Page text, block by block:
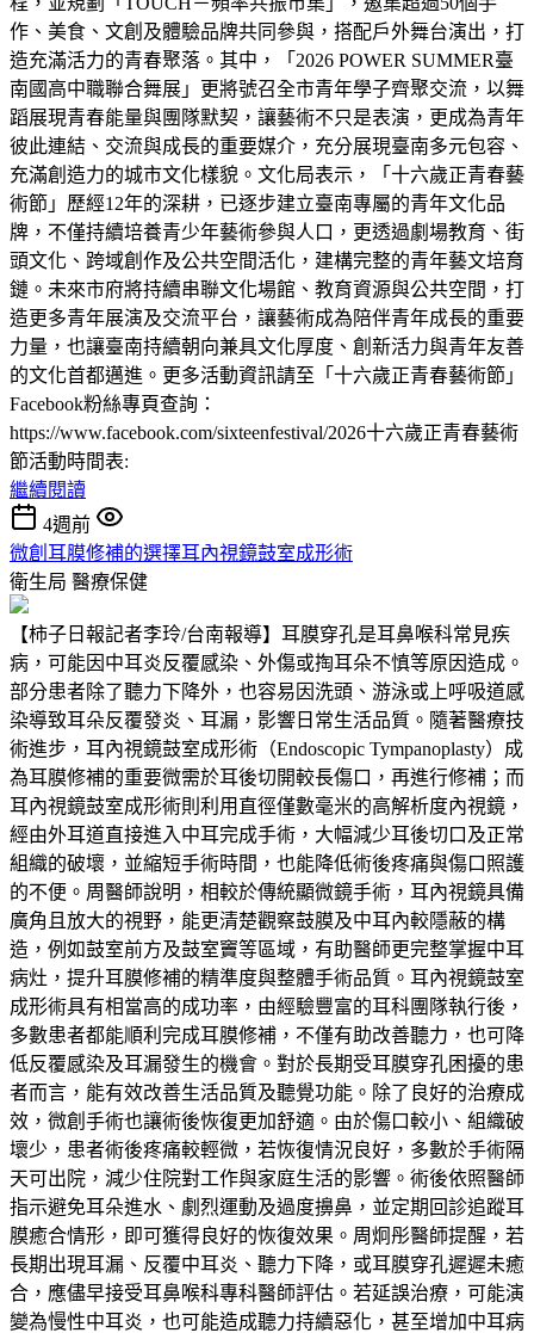
作、美食、文創及體驗品牌共同參與，搭配戶外舞台演出，打
造充滿活力的青春聚落。其中，「2026 POWER SUMMER臺
南國高中職聯合舞展」更將號召全市青年學子齊聚交流，以舞
蹈展現青春能量與團隊默契，讓藝術不只是表演，更成為青年
彼此連結、交流與成長的重要媒介，充分展現臺南多元包容、
充滿創造力的城市文化樣貌。文化局表示，「十六歲正青春藝
術節」歷經12年的深耕，已逐步建立臺南專屬的青年文化品
牌，不僅持續培養青少年藝術參與人口，更透過劇場教育、街
頭文化、跨域創作及公共空間活化，建構完整的青年藝文培育
鏈。未來市府將持續串聯文化場館、教育資源與公共空間，打
造更多青年展演及交流平台，讓藝術成為陪伴青年成長的重要
力量，也讓臺南持續朝向兼具文化厚度、創新活力與青年友善
的文化首都邁進。更多活動資訊請至「十六歲正青春藝術節」
Facebook粉絲專頁查詢：
https://www.facebook.com/sixteenfestival/2026十六歲正青春藝術
節活動時間表:
繼續閱讀
4週前
微創耳膜修補的選擇耳內視鏡鼓室成形術
衛生局 醫療保健
【柿子日報記者李玲/台南報導】耳膜穿孔是耳鼻喉科常見疾
病，可能因中耳炎反覆感染、外傷或掏耳朵不慎等原因造成。
部分患者除了聽力下降外，也容易因洗頭、游泳或上呼吸道感
染導致耳朵反覆發炎、耳漏，影響日常生活品質。隨著醫療技
術進步，耳內視鏡鼓室成形術（Endoscopic Tympanoplasty）成
為耳膜修補的重要微需於耳後切開較長傷口，再進行修補；而
耳內視鏡鼓室成形術則利用直徑僅數毫米的高解析度內視鏡，
經由外耳道直接進入中耳完成手術，大幅減少耳後切口及正常
組織的破壞，並縮短手術時間，也能降低術後疼痛與傷口照護
的不便。周醫師說明，相較於傳統顯微鏡手術，耳內視鏡具備
廣角且放大的視野，能更清楚觀察鼓膜及中耳內較隱蔽的構
造，例如鼓室前方及鼓室竇等區域，有助醫師更完整掌握中耳
病灶，提升耳膜修補的精準度與整體手術品質。耳內視鏡鼓室
成形術具有相當高的成功率，由經驗豐富的耳科團隊執行後，
多數患者都能順利完成耳膜修補，不僅有助改善聽力，也可降
低反覆感染及耳漏發生的機會。對於長期受耳膜穿孔困擾的患
者而言，能有效改善生活品質及聽覺功能。除了良好的治療成
效，微創手術也讓術後恢復更加舒適。由於傷口較小、組織破
壞少，患者術後疼痛較輕微，若恢復情況良好，多數於手術隔
天可出院，減少住院對工作與家庭生活的影響。術後依照醫師
指示避免耳朵進水、劇烈運動及過度擤鼻，並定期回診追蹤耳
膜癒合情形，即可獲得良好的恢復效果。周炯彤醫師提醒，若
長期出現耳漏、反覆中耳炎、聽力下降，或耳膜穿孔遲遲未癒
合，應儘早接受耳鼻喉科專科醫師評估。若延誤治療，可能演
變為慢性中耳炎，也可能造成聽力持續惡化，甚至增加中耳病